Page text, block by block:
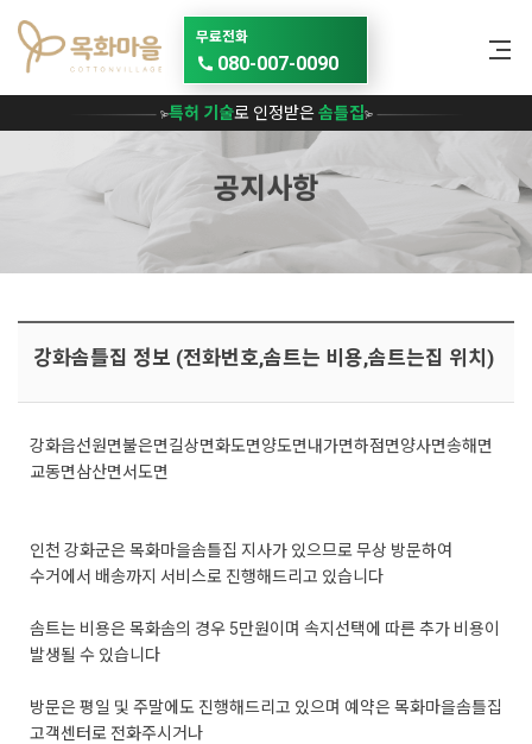
메뉴 건너뛰기
무료전화
080-007-0090
특허 기술로 인정받은솜틀집
공지사항
강화솜틀집 정보 (전화번호,솜트는 비용,솜트는집 위치)
강화읍선원면불은면길상면화도면양도면내가면하점면양사면송해면
교동면삼산면서도면
인천 강화군은 목화마을솜틀집 지사가 있으므로 무상 방문하여
수거에서 배송까지 서비스로 진행해드리고 있습니다
솜트는 비용은 목화솜의 경우 5만원이며 속지선택에 따른 추가 비용이
발생될 수 있습니다
방문은 평일 및 주말에도 진행해드리고 있으며 예약은 목화마을솜틀집
고객센터로 전화주시거나